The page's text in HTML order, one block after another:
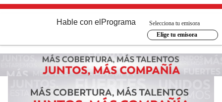
Hable con el Programa
Selecciona tu emisora
Elige tu emisora